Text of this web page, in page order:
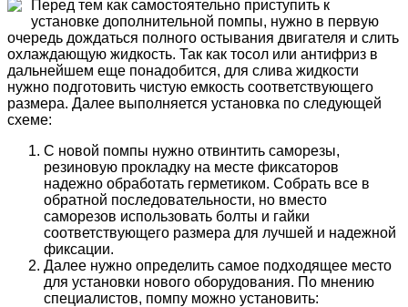
Перед тем как самостоятельно приступить к
установке дополнительной помпы, нужно в первую
очередь дождаться полного остывания двигателя и слить
охлаждающую жидкость. Так как тосол или антифриз в
дальнейшем еще понадобится, для слива жидкости
нужно подготовить чистую емкость соответствующего
размера. Далее выполняется установка по следующей
схеме:
С новой помпы нужно отвинтить саморезы,
резиновую прокладку на месте фиксаторов
надежно обработать герметиком. Собрать все в
обратной последовательности, но вместо
саморезов использовать болты и гайки
соответствующего размера для лучшей и надежной
фиксации.
Далее нужно определить самое подходящее место
для установки нового оборудования. По мнению
специалистов, помпу можно установить: